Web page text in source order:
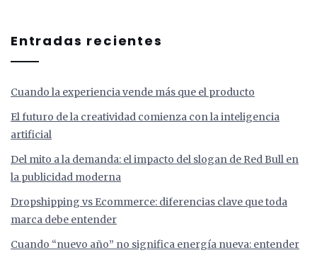
Entradas recientes
Cuando la experiencia vende más que el producto
El futuro de la creatividad comienza con la inteligencia
artificial
Del mito a la demanda: el impacto del slogan de Red Bull en
la publicidad moderna
Dropshipping vs Ecommerce: diferencias clave que toda
marca debe entender
Cuando “nuevo año” no significa energía nueva: entender